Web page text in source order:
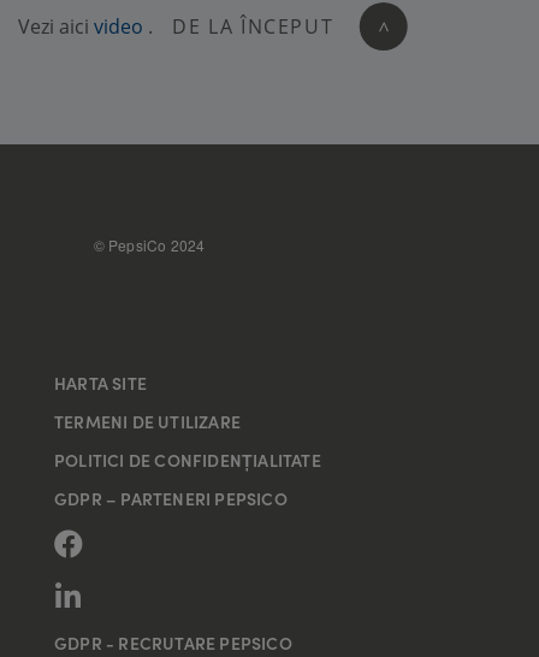
Vezi aici video .
FOOTER
© PepsiCo 2024
HARTA SITE
TERMENI DE UTILIZARE
POLITICI DE CONFIDENȚIALITATE
GDPR – PARTENERI PEPSICO
GDPR - RECRUTARE PEPSICO
DE LA ÎNCEPUT >